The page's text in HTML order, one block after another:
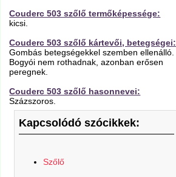
Couderc 503 szőlő termőképessége:
kicsi.
Couderc 503 szőlő kártevői, betegségei:
Gombás betegségekkel szemben ellenálló.
Bogyói nem rothadnak, azonban erősen
peregnek.
Couderc 503 szőlő hasonnevei:
Százszoros.
Kapcsolódó szócikkek:
Szőlő